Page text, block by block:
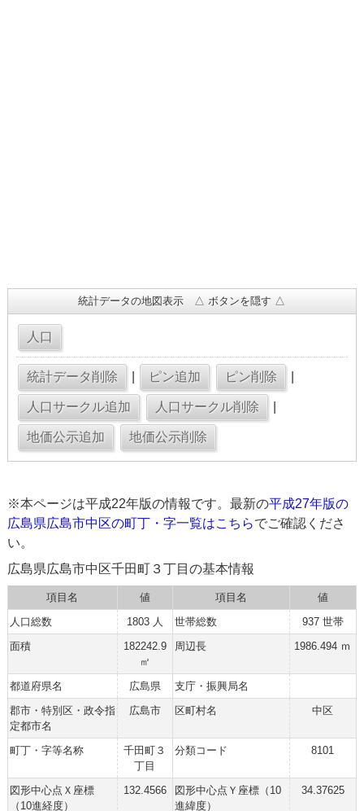
統計データの地図表示 △ ボタンを隠す △
※本ページは平成22年版の情報です。最新の平成27年版の
広島県広島市中区の町丁・字一覧はこちらでご確認くださ
い。
広島県広島市中区千田町３丁目の基本情報
項目名 値 項目名
値
人口総数
1803 人 世帯総数
937 世帯
面積
182242.9
㎡
周辺長 1986.494 ｍ
都道府県名 広島県
支庁・振興局名
郡市・特別区・政令指
定都市名
広島市 区町村名 中区
町丁・字等名称
千田町３
丁目
分類コード 8101
図形中心点Ｘ座標
（10進経度）
132.4566
図形中心点Ｙ座標（10
進緯度）
34.37625